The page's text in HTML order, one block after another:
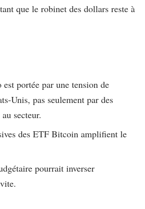
que le robinet des dollars reste à
portée par une tension de
Unis, pas seulement par des
secteur.
des ETF Bitcoin amplifient le
pourrait inverser